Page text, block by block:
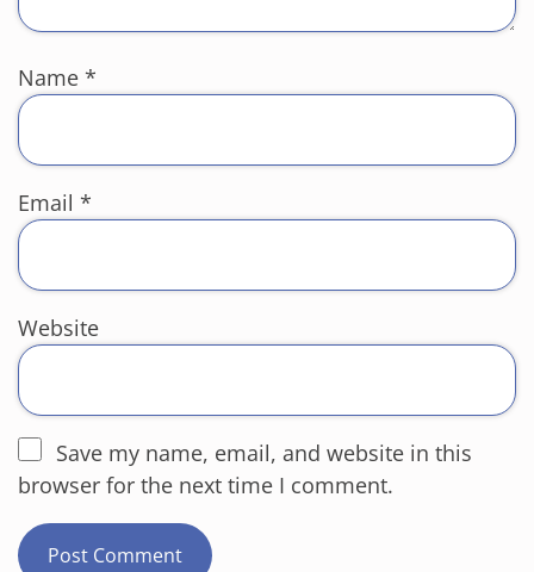
Name *
Email *
Website
Save my name, email, and website in this
browser for the next time I comment.